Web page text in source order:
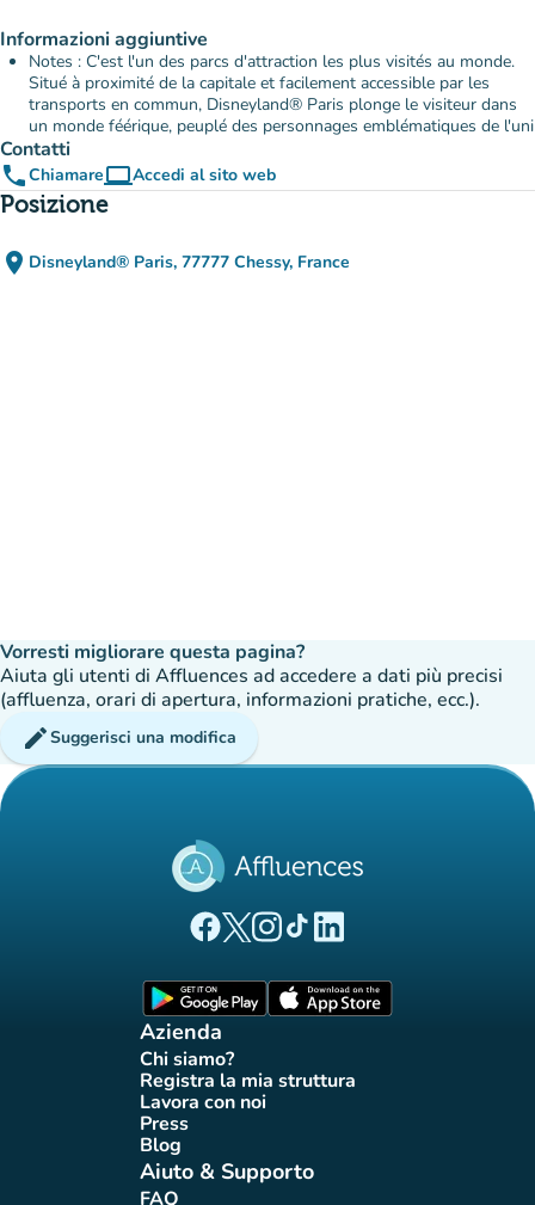
Informazioni aggiuntive
Notes : C'est l'un des parcs d'attraction les plus visités au monde.
Situé à proximité de la capitale et facilement accessible par les
transports en commun, Disneyland® Paris plonge le visiteur dans
un monde féérique, peuplé des personnages emblématiques de l'uni
Contatti
phoneChiamarecomputerAccedi al sito web
(nuova scheda)
Posizione
place Disneyland® Paris, 77777 Chessy, France
(apri in Google Maps)
(nuova scheda)
Vorresti migliorare questa pagina?
Aiuta gli utenti di Affluences ad accedere a dati più precisi
(affluenza, orari di apertura, informazioni pratiche, ecc.).
editSuggerisci una modifica
(nuova scheda)
(nuova scheda)
(nuova scheda)
(nuova scheda)
(nuova scheda)
Azienda
Chi siamo?(nuova scheda)
Registra la mia struttura
(nuova scheda)
Lavora con noi
(nuova scheda)
Press(nuova scheda)
Blog(nuova scheda)
Aiuto & Supporto
FAQ